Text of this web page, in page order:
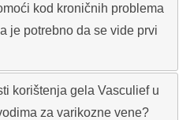
kod kroničnih problema
je potrebno da se vide prvi
korištenja gela Vasculief u
za varikozne vene?